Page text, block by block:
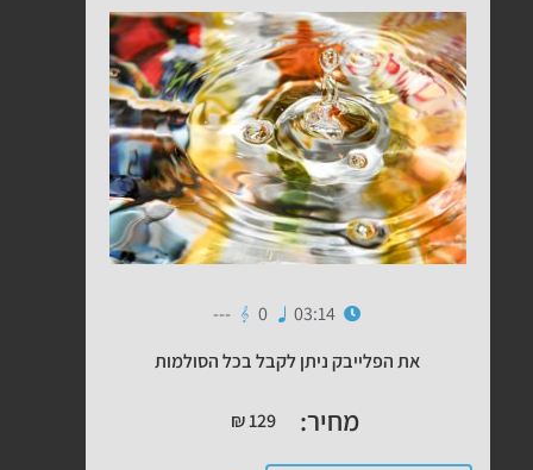
03:14
0
---
את הפלייבק ניתן לקבל בכל הסולמות
מחיר: ₪129